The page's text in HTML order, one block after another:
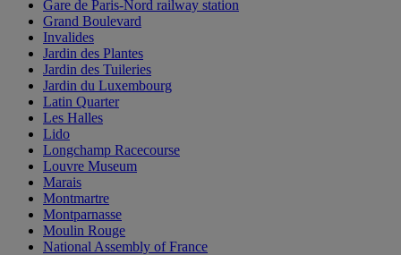
Gare de Paris-Nord railway station
Grand Boulevard
Invalides
Jardin des Plantes
Jardin des Tuileries
Jardin du Luxembourg
Latin Quarter
Les Halles
Lido
Longchamp Racecourse
Louvre Museum
Marais
Montmartre
Montparnasse
Moulin Rouge
National Assembly of France